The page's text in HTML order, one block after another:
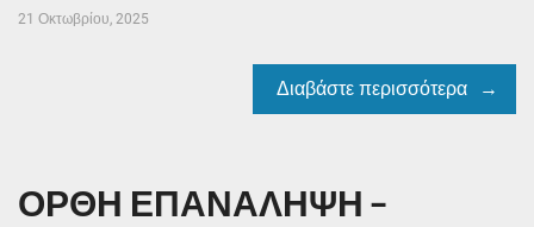
21 Οκτωβρίου, 2025
Διαβάστε περισσότερα
ΟΡΘΗ ΕΠΑΝΑΛΗΨΗ –